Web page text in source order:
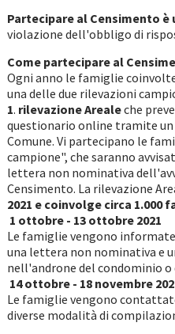
Partecipare al Censimento
violazione dell'obbligo di
Come partecipare al
Ogni anno le famiglie
una delle due rilevazioni
1. rilevazione Arealeche
questionario online tramite
Comune. Vi partecipano le
campione", che saranno
lettera non nominativa
Censimento. La rilevazione
2021 e coinvolge circa 1.000
­ 1 ottobre - 13 ottobre 2021
Le famiglie vengono
una lettera non nominativa e
nell'androne del condominio
14 ottobre - 18 novembre
Le famiglie vengono
diverse modalità di